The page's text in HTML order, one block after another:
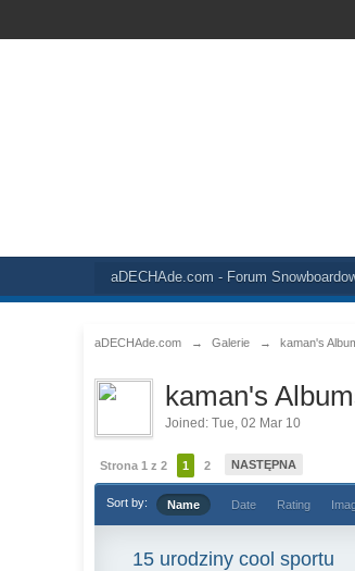
aDECHAde.com - Forum
aDECHAde.com → Galerie → kaman's
kaman's
Joined: Tue, 02 Mar 10
Strona 1 z 2 1 2 NASTĘPNA
Sort by: Name Date Rating
15 urodziny cool sportu